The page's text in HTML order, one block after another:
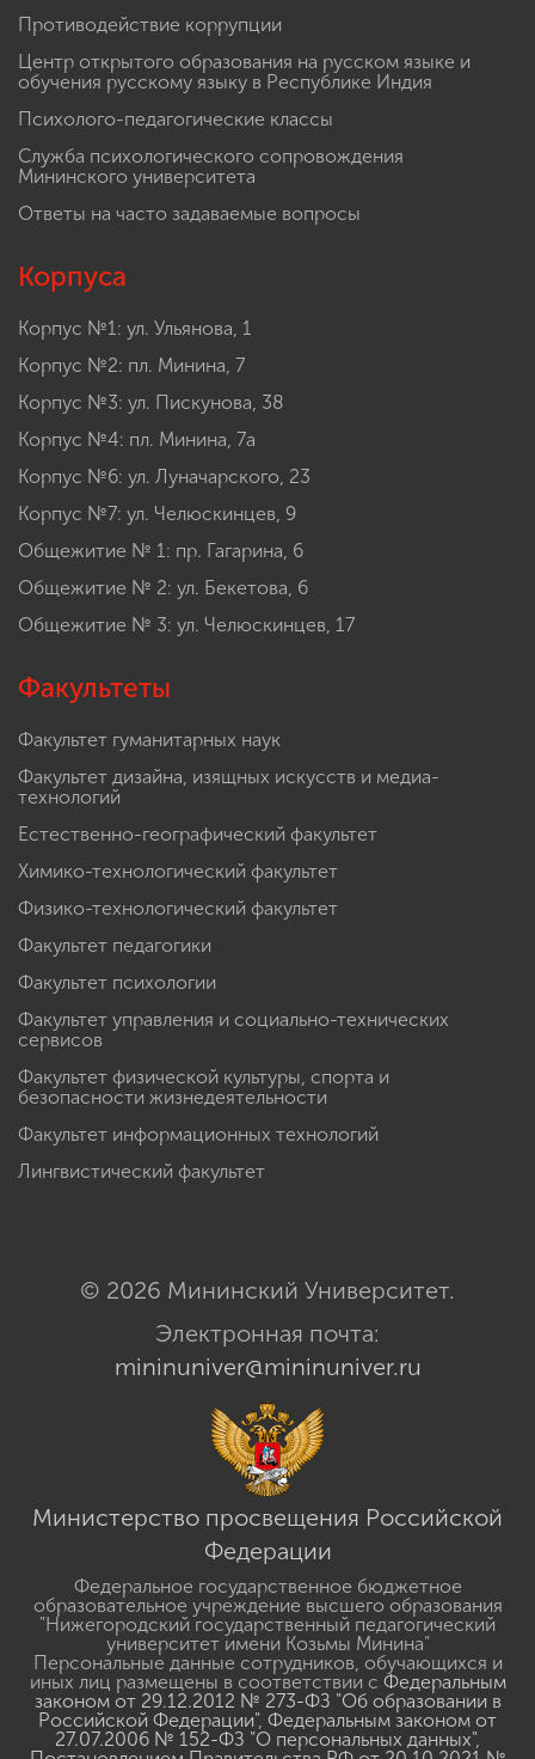
Противодействие коррупции
Центр открытого образования на русском языке и
обучения русскому языку в Республике Индия
Психолого-педагогические классы
Служба психологического сопровождения
Мининского университета
Ответы на часто задаваемые вопросы
Корпуса
Корпус №1: ул. Ульянова, 1
Корпус №2: пл. Минина, 7
Корпус №3: ул. Пискунова, 38
Корпус №4: пл. Минина, 7а
Корпус №6: ул. Луначарского, 23
Корпус №7: ул. Челюскинцев, 9
Общежитие № 1: пр. Гагарина, 6
Общежитие № 2: ул. Бекетова, 6
Общежитие № 3: ул. Челюскинцев, 17
Факультеты
Факультет гуманитарных наук
Факультет дизайна, изящных искусств и медиа-
технологий
Естественно-географический факультет
Химико-технологический факультет
Физико-технологический факультет
Факультет педагогики
Факультет психологии
Факультет управления и социально-технических
сервисов
Факультет физической культуры, спорта и
безопасности жизнедеятельности
Факультет информационных технологий
Лингвистический факультет
© 2026 Мининский Университет.
Электронная почта:
mininuniver@mininuniver.ru
Министерство просвещения Российской
Федерации
Федеральное государственное бюджетное
образовательное учреждение высшего образования
"Нижегородский государственный педагогический
университет имени Козьмы Минина"
Персональные данные сотрудников, обучающихся и
иных лиц размещены в соответствии с Федеральным
законом от 29.12.2012 № 273-ФЗ "Об образовании в
Российской Федерации", Федеральным законом от
27.07.2006 № 152-ФЗ "О персональных данных",